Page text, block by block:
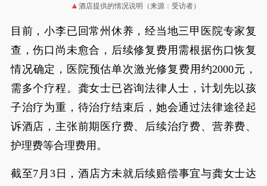
酒店提供的情况说明（来源：受访者）
目前，小李已回常州休养，经当地三甲医院专家复
查，伤口尚未愈合，后续修复费用需根据伤口恢复
情况确定，医院预估单次激光修复费用约2000元，
需多个疗程。龚女士已咨询法律人士，计划先以孩
子治疗为重，待治疗结束后，她会通过法律途径起
诉酒店，主张前期医疗费、后续治疗费、营养费、
护理费等合理费用。
截至7月3日，酒店方未就后续赔偿事宜与龚女士达